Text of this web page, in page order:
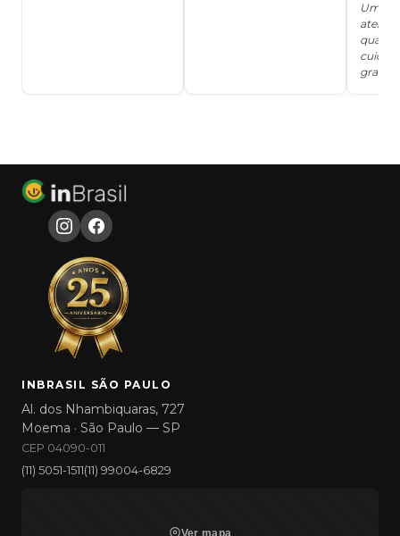
Um
grata!!!
INBRASIL SÃO PAULO
Al. dos Nhambiquaras, 727
Moema · São Paulo — SP
CEP 04090-011
(11) 5051-1511(11) 99004-6829
Ver mapa